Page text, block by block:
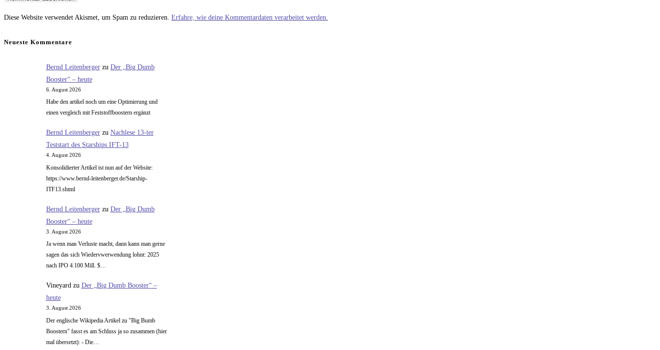
zum
ein
Adresse
Kommentieren
URL
(optional)
Diese Website verwendet Akismet, um Spam zu reduzieren. Erfahre, wie deine Kommentardaten verarbeitet werden.
Neueste Kommentare
Bernd Leitenbergerzu Der „Big Dumb
Booster“ – heute
6. August 2026
Habe den artikel noch um eine Optimierung und
einen vergleich mit Feststoffboostern ergänzt
Bernd Leitenbergerzu Nachlese 13-ter
Teststart des Starships IFT-13
4. August 2026
Konsolidierter Artikel ist nun auf der Website:
https://www.bernd-leitenberger.de/Starship-
ITF13.shtml
Bernd Leitenbergerzu Der „Big Dumb
Booster“ – heute
3. August 2026
Ja wenn man Verluste macht, dann kann man gerne
sagen das sich Wiedervwerwendung lohnt: 2025
nach IPO 4.100 Mill. $…
Vineyardzu Der „Big Dumb Booster“ –
heute
3. August 2026
Der englische Wikipedia Artikel zu "Big Bumb
Boostern" fasst es am Schluss ja so zusammen (hier
mal übersetzt): - Die…